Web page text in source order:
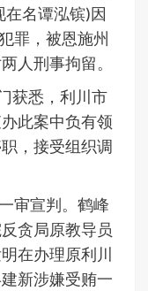
名谭泓镔)因
罪，被恩施州
人刑事拘留。
获悉，利川市
此案中负有领
，接受组织调
审宣判。鹤峰
贪局原教导员
在办理原利川
新涉嫌受贿一